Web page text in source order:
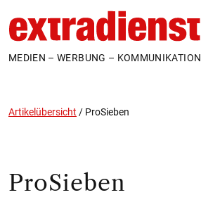
MEDIEN – WERBUNG – KOMMUNIKATION
Artikelübersicht / ProSieben
ProSieben